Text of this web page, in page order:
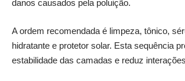
danos causados pela poluição.
A ordem recomendada é limpeza, tônico,
hidratante e protetor solar. Esta sequência
estabilidade das camadas e reduz